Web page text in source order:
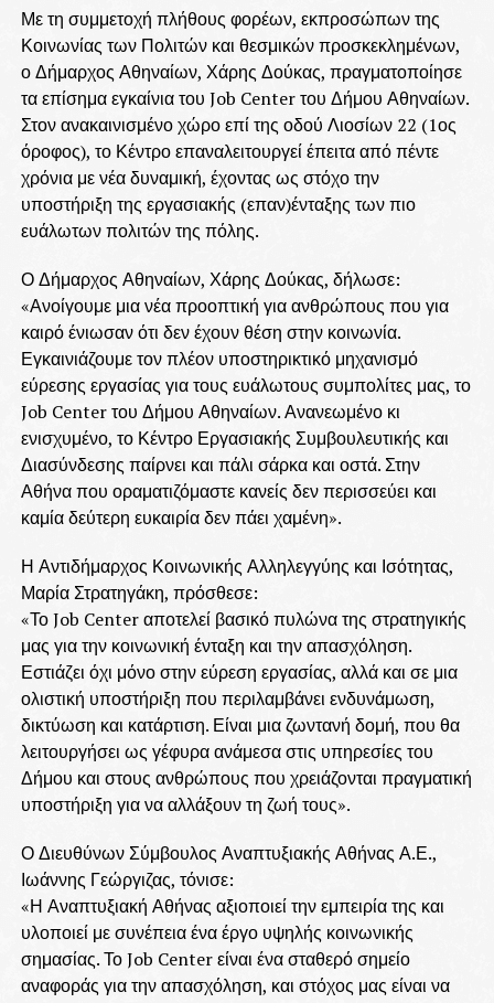
Με τη συμμετοχή πλήθους φορέων, εκπροσώπων της
Κοινωνίας των Πολιτών και θεσμικών προσκεκλημένων,
ο Δήμαρχος Αθηναίων, Χάρης Δούκας, πραγματοποίησε
τα επίσημα εγκαίνια του Job Center του Δήμου Αθηναίων.
Στον ανακαινισμένο χώρο επί της οδού Λιοσίων 22 (1ος
όροφος), το Κέντρο επαναλειτουργεί έπειτα από πέντε
χρόνια με νέα δυναμική, έχοντας ως στόχο την
υποστήριξη της εργασιακής (επαν)ένταξης των πιο
ευάλωτων πολιτών της πόλης.
Ο Δήμαρχος Αθηναίων, Χάρης Δούκας, δήλωσε:
«Ανοίγουμε μια νέα προοπτική για ανθρώπους που για
καιρό ένιωσαν ότι δεν έχουν θέση στην κοινωνία.
Εγκαινιάζουμε τον πλέον υποστηρικτικό μηχανισμό
εύρεσης εργασίας για τους ευάλωτους συμπολίτες μας, το
Job Center του Δήμου Αθηναίων. Ανανεωμένο κι
ενισχυμένο, το Κέντρο Εργασιακής Συμβουλευτικής και
Διασύνδεσης παίρνει και πάλι σάρκα και οστά. Στην
Αθήνα που οραματιζόμαστε κανείς δεν περισσεύει και
καμία δεύτερη ευκαιρία δεν πάει χαμένη».
Η Αντιδήμαρχος Κοινωνικής Αλληλεγγύης και Ισότητας,
Μαρία Στρατηγάκη, πρόσθεσε:
«Το Job Center αποτελεί βασικό πυλώνα της στρατηγικής
μας για την κοινωνική ένταξη και την απασχόληση.
Εστιάζει όχι μόνο στην εύρεση εργασίας, αλλά και σε μια
ολιστική υποστήριξη που περιλαμβάνει ενδυνάμωση,
δικτύωση και κατάρτιση. Είναι μια ζωντανή δομή, που θα
λειτουργήσει ως γέφυρα ανάμεσα στις υπηρεσίες του
Δήμου και στους ανθρώπους που χρειάζονται πραγματική
υποστήριξη για να αλλάξουν τη ζωή τους».
Ο Διευθύνων Σύμβουλος Αναπτυξιακής Αθήνας Α.Ε.,
Ιωάννης Γεώργιζας, τόνισε:
«Η Αναπτυξιακή Αθήνας αξιοποιεί την εμπειρία της και
υλοποιεί με συνέπεια ένα έργο υψηλής κοινωνικής
σημασίας. Το Job Center είναι ένα σταθερό σημείο
αναφοράς για την απασχόληση, και στόχος μας είναι να